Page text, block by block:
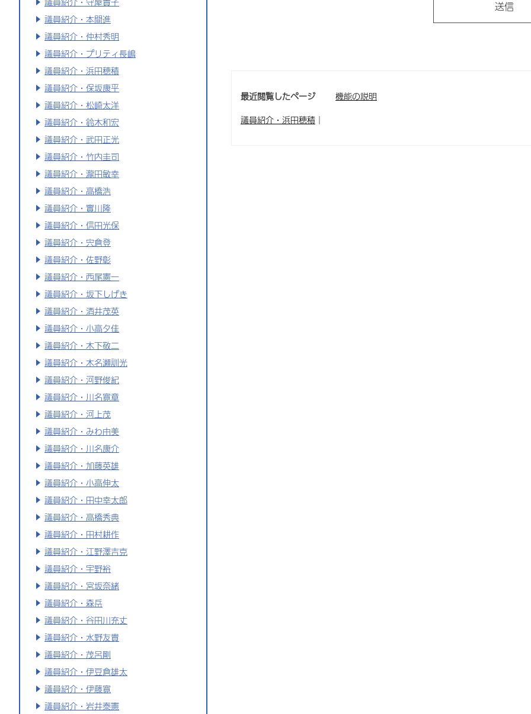
議員紹介・本間進
議員紹介・仲村秀明
議員紹介・プリティ長嶋
議員紹介・浜田穂積
議員紹介・保坂康平
議員紹介・松崎太洋
議員紹介・鈴木和宏
議員紹介・武田正光
議員紹介・竹内圭司
議員紹介・瀧田敏幸
議員紹介・高橋浩
議員紹介・實川隆
議員紹介・信田光保
議員紹介・宍倉登
議員紹介・佐野彰
議員紹介・西尾憲一
議員紹介・坂下しげき
議員紹介・酒井茂英
議員紹介・小高夕佳
議員紹介・木下敬二
議員紹介・木名瀬訓光
議員紹介・河野俊紀
議員紹介・川名寛章
議員紹介・河上茂
議員紹介・みわ由美
議員紹介・川名康介
議員紹介・加藤英雄
議員紹介・小高伸太
議員紹介・田中幸太郎
議員紹介・高橋秀典
議員紹介・田村耕作
議員紹介・江野澤吉克
議員紹介・宇野裕
議員紹介・宮坂奈緒
議員紹介・森岳
議員紹介・谷田川充丈
議員紹介・水野友貴
議員紹介・茂呂剛
議員紹介・伊豆倉雄太
議員紹介・伊藤寛
議員紹介・岩井泰憲
最近閲覧したページ
機能の説明
議員紹介・浜田穂積 ｜